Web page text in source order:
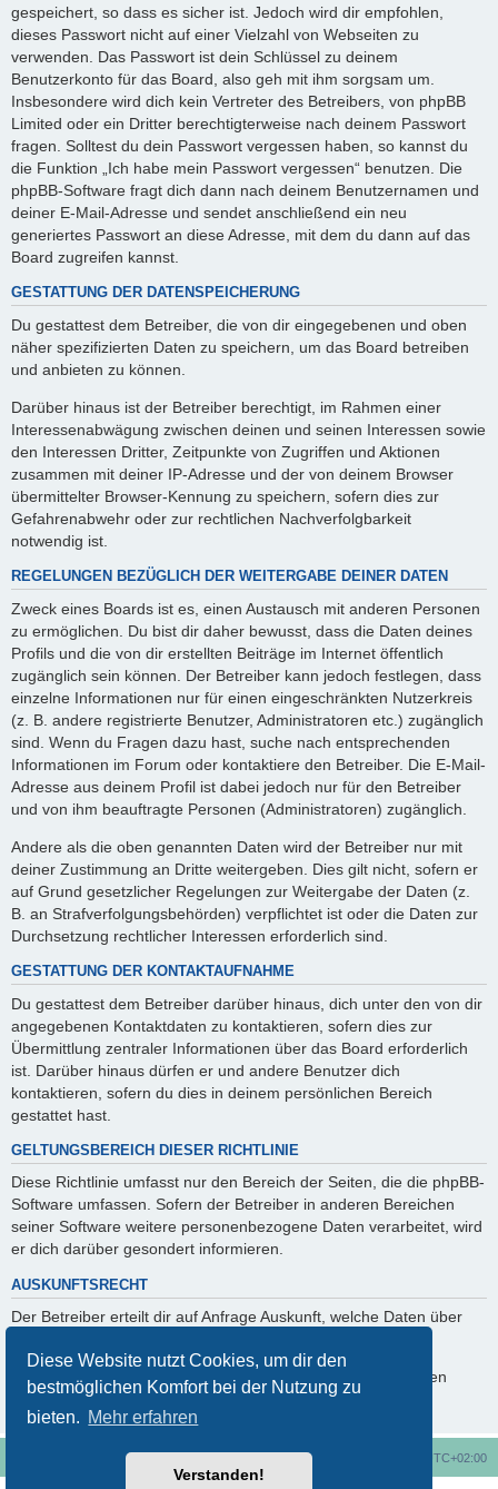
Diese Website nutzt Cookies, um dir den
bestmöglichen Komfort bei der Nutzung zu
bieten. Mehr erfahren
Verstanden!
gespeichert, so dass es sicher ist. Jedoch wird dir empfohlen,
dieses Passwort nicht auf einer Vielzahl von Webseiten zu
verwenden. Das Passwort ist dein Schlüssel zu deinem
Benutzerkonto für das Board, also geh mit ihm sorgsam um.
Insbesondere wird dich kein Vertreter des Betreibers, von phpBB
Limited oder ein Dritter berechtigterweise nach deinem Passwort
fragen. Solltest du dein Passwort vergessen haben, so kannst du
die Funktion „Ich habe mein Passwort vergessen“ benutzen. Die
phpBB-Software fragt dich dann nach deinem Benutzernamen und
deiner E-Mail-Adresse und sendet anschließend ein neu
generiertes Passwort an diese Adresse, mit dem du dann auf das
Board zugreifen kannst.
GESTATTUNG DER DATENSPEICHERUNG
Du gestattest dem Betreiber, die von dir eingegebenen und oben
näher spezifizierten Daten zu speichern, um das Board betreiben
und anbieten zu können.
Darüber hinaus ist der Betreiber berechtigt, im Rahmen einer
Interessenabwägung zwischen deinen und seinen Interessen sowie
den Interessen Dritter, Zeitpunkte von Zugriffen und Aktionen
zusammen mit deiner IP-Adresse und der von deinem Browser
übermittelter Browser-Kennung zu speichern, sofern dies zur
Gefahrenabwehr oder zur rechtlichen Nachverfolgbarkeit
notwendig ist.
REGELUNGEN BEZÜGLICH DER WEITERGABE DEINER DATEN
Zweck eines Boards ist es, einen Austausch mit anderen Personen
zu ermöglichen. Du bist dir daher bewusst, dass die Daten deines
Profils und die von dir erstellten Beiträge im Internet öffentlich
zugänglich sein können. Der Betreiber kann jedoch festlegen, dass
einzelne Informationen nur für einen eingeschränkten Nutzerkreis
(z. B. andere registrierte Benutzer, Administratoren etc.) zugänglich
sind. Wenn du Fragen dazu hast, suche nach entsprechenden
Informationen im Forum oder kontaktiere den Betreiber. Die E-Mail-
Adresse aus deinem Profil ist dabei jedoch nur für den Betreiber
und von ihm beauftragte Personen (Administratoren) zugänglich.
Andere als die oben genannten Daten wird der Betreiber nur mit
deiner Zustimmung an Dritte weitergeben. Dies gilt nicht, sofern er
auf Grund gesetzlicher Regelungen zur Weitergabe der Daten (z.
B. an Strafverfolgungsbehörden) verpflichtet ist oder die Daten zur
Durchsetzung rechtlicher Interessen erforderlich sind.
GESTATTUNG DER KONTAKTAUFNAHME
Du gestattest dem Betreiber darüber hinaus, dich unter den von dir
angegebenen Kontaktdaten zu kontaktieren, sofern dies zur
Übermittlung zentraler Informationen über das Board erforderlich
ist. Darüber hinaus dürfen er und andere Benutzer dich
kontaktieren, sofern du dies in deinem persönlichen Bereich
gestattet hast.
GELTUNGSBEREICH DIESER RICHTLINIE
Diese Richtlinie umfasst nur den Bereich der Seiten, die die phpBB-
Software umfassen. Sofern der Betreiber in anderen Bereichen
seiner Software weitere personenbezogene Daten verarbeitet, wird
er dich darüber gesondert informieren.
AUSKUNFTSRECHT
Der Betreiber erteilt dir auf Anfrage Auskunft, welche Daten über
Du kannst jederzeit die Löschung bzw. Sperrung deiner Daten
verlangen. Kontaktiere hierzu bitte den Betreiber.
Foren-Übersicht UTC+02:00
Alle Cookies löschen